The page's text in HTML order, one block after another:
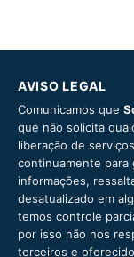
AVISO LEGAL
Comunicamos que
que não solicita
liberação de
continuamente para
informações,
desatualizado em
temos controle
por isso não nos
terceiros e